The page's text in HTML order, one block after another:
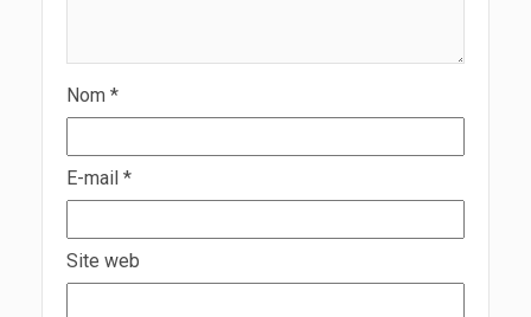
Nom *
E-mail *
Site web